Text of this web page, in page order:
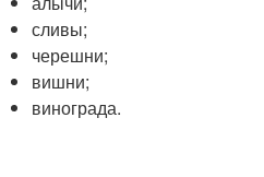
сливы;
черешни;
вишни;
винограда.